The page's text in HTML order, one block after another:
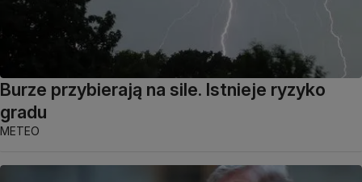
Burze przybierają na sile. Istnieje ryzyko
gradu
METEO